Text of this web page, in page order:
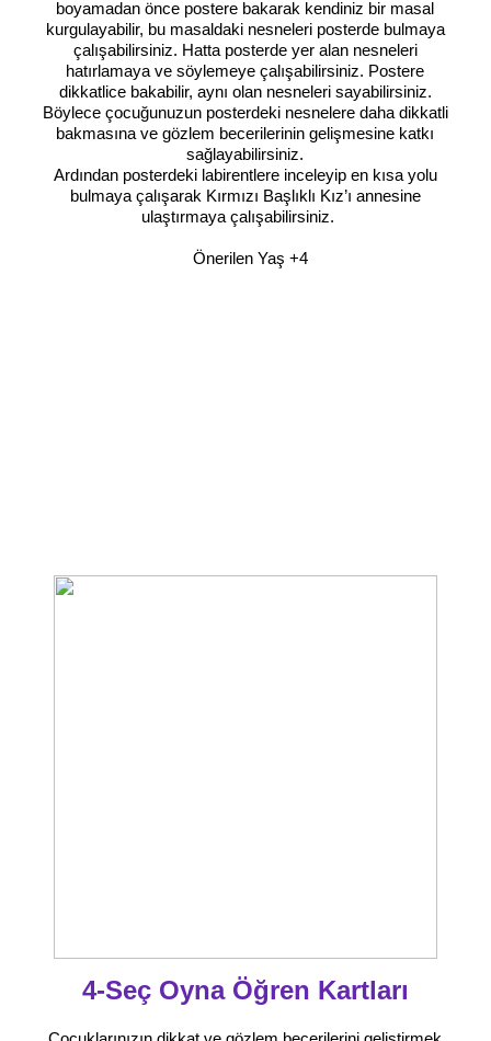
boyamadan önce postere bakarak kendiniz bir masal
kurgulayabilir, bu masaldaki nesneleri posterde bulmaya
çalışabilirsiniz. Hatta posterde yer alan nesneleri
hatırlamaya ve söylemeye çalışabilirsiniz. Postere
dikkatlice bakabilir, aynı olan nesneleri sayabilirsiniz.
Böylece çocuğunuzun posterdeki nesnelere daha dikkatli
bakmasına ve gözlem becerilerinin gelişmesine katkı
sağlayabilirsiniz.
Ardından posterdeki labirentlere inceleyip en kısa yolu
bulmaya çalışarak Kırmızı Başlıklı Kız’ı annesine
ulaştırmaya çalışabilirsiniz.
Önerilen Yaş +4
4-Seç Oyna Öğren Kartları